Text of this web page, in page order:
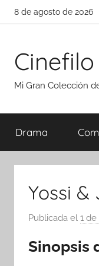
Saltar
8 de agosto de 2026
Mi Gran Colección
Drama
Yossi
Publicada el 1
Sinopsis